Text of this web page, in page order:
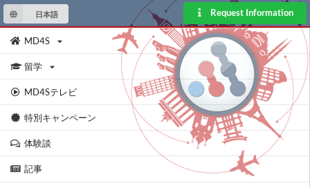
日本語 Request Information
MD4S
留学
MD4Sテレビ
特別キャンペーン
体験談
記事